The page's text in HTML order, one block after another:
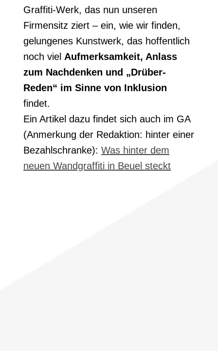
Graffiti-Werk, das nun unseren
Firmensitz ziert – ein, wie wir finden,
gelungenes Kunstwerk, das hoffentlich
noch viel Aufmerksamkeit, Anlass
zum Nachdenken und „Drüber-
Reden“ im Sinne von Inklusion
findet.
Ein Artikel dazu findet sich auch im GA
(Anmerkung der Redaktion: hinter einer
Bezahlschranke): Was hinter dem
neuen Wandgraffiti in Beuel steckt